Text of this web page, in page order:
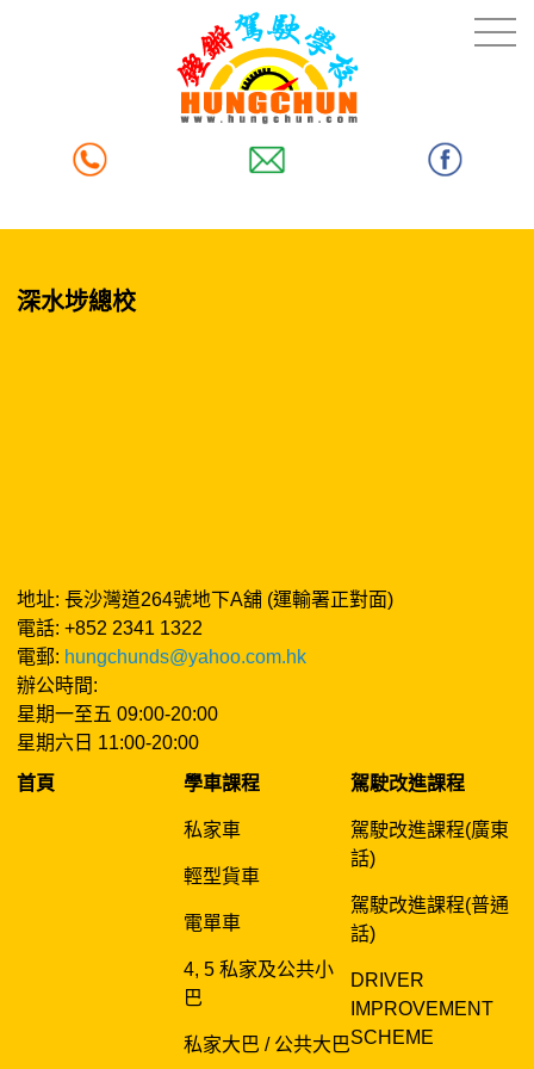
深水埗總校
地址: 長沙灣道264號地下A舖 (運輸署正對面)
電話: +852 2341 1322
電郵: hungchunds@yahoo.com.hk
辦公時間:
星期一至五 09:00-20:00
星期六日 11:00-20:00
首頁
學車課程
私家車
輕型貨車
電單車
4, 5 私家及公共小
巴
私家大巴 / 公共大巴
駕駛改進課程
駕駛改進課程(廣東
話)
駕駛改進課程(普通
話)
DRIVER
IMPROVEMENT
SCHEME